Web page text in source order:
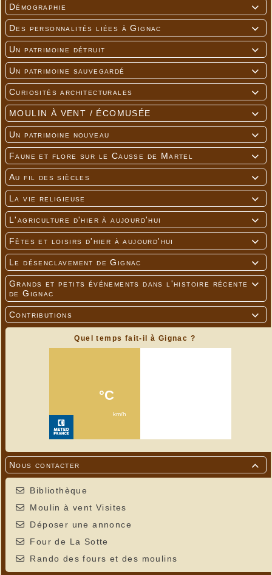

Démographie

Des personnalités liées à Gignac

Un patrimoine détruit

Un patrimoine sauvegardé

Curiosités architecturales

MOULIN À VENT / ÉCOMUSÉE

Un patrimoine nouveau

Faune et flore sur le Causse de Martel

Au fil des siècles

La vie religieuse

L'agriculture d'hier à aujourd'hui

Fêtes et loisirs d'hier à aujourd'hui

Le désenclavement de Gignac

Grands et petits événements dans l'histoire récente
de Gignac

Contributions
Quel temps fait-il à Gignac ?

Nous contacter
Bibliothèque
Moulin à vent Visites
Déposer une annonce
Four de La Sotte
Rando des fours et des moulins